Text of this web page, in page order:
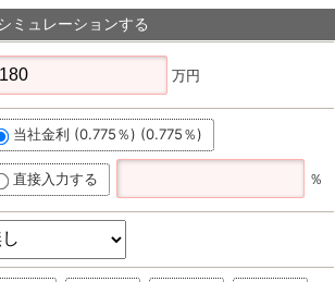
ミュレーションする
万円
当社金利 (0.775％) (0.775％)
直接入力する ％